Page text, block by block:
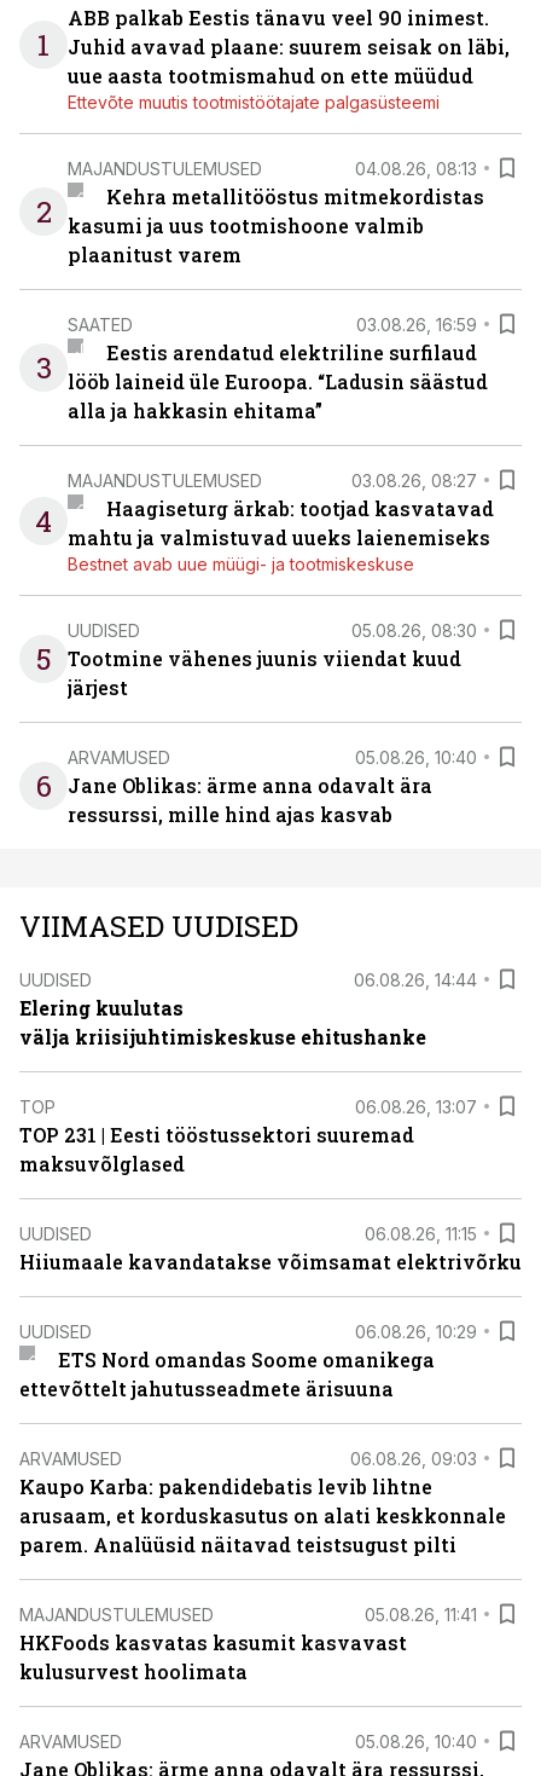
1
ABB palkab Eestis tänavu veel 90 inimest.
Juhid avavad plaane: suurem seisak on läbi,
uue aasta tootmismahud on ette müüdud
Ettevõte muutis tootmistöötajate palgasüsteemi
2
MAJANDUSTULEMUSED 04.08.26, 08:13
Kehra metallitööstus mitmekordistas
kasumi ja uus tootmishoone valmib
plaanitust varem
3
SAATED 03.08.26, 16:59
Eestis arendatud elektriline surfilaud
lööb laineid üle Euroopa. “Ladusin säästud
alla ja hakkasin ehitama”
4
MAJANDUSTULEMUSED 03.08.26, 08:27
Haagiseturg ärkab: tootjad kasvatavad
mahtu ja valmistuvad uueks laienemiseks
Bestnet avab uue müügi- ja tootmiskeskuse
5
UUDISED 05.08.26, 08:30
Tootmine vähenes juunis viiendat kuud
järjest
6
ARVAMUSED 05.08.26, 10:40
Jane Oblikas: ärme anna odavalt ära
ressurssi, mille hind ajas kasvab
VIIMASED UUDISED
UUDISED 06.08.26, 14:44
Elering kuulutas
välja kriisijuhtimiskeskuse ehitushanke
TOP 06.08.26, 13:07
TOP 231 | Eesti tööstussektori suuremad
maksuvõlglased
UUDISED 06.08.26, 11:15
Hiiumaale kavandatakse võimsamat elektrivõrku
UUDISED 06.08.26, 10:29
ETS Nord omandas Soome omanikega
ettevõttelt jahutusseadmete ärisuuna
ARVAMUSED 06.08.26, 09:03
Kaupo Karba: pakendidebatis levib lihtne
arusaam, et korduskasutus on alati keskkonnale
parem. Analüüsid näitavad teistsugust pilti
MAJANDUSTULEMUSED 05.08.26, 11:41
HKFoods kasvatas kasumit kasvavast
kulusurvest hoolimata
ARVAMUSED 05.08.26, 10:40
Jane Oblikas: ärme anna odavalt ära ressurssi,